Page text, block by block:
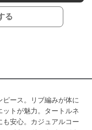
る
ース。リブ編みが体に
トが魅力。タートルネ
も安心。カジュアルコー